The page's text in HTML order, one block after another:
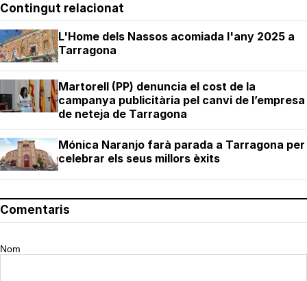
Contingut relacionat
L'Home dels Nassos acomiada l'any 2025 a
Tarragona
Martorell (PP) denuncia el cost de la
campanya publicitària pel canvi de l’empresa
de neteja de Tarragona
Mónica Naranjo farà parada a Tarragona per
celebrar els seus millors èxits
Comentaris
Nom